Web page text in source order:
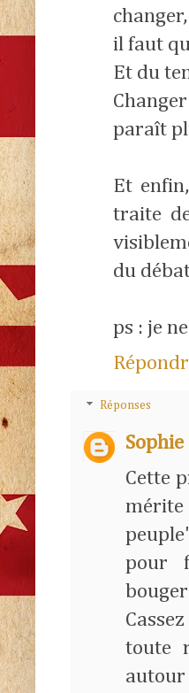
il faut
Et du
paraît
Et
traite
du
ps : je
Réponses
Cette
mérite
pour
toute